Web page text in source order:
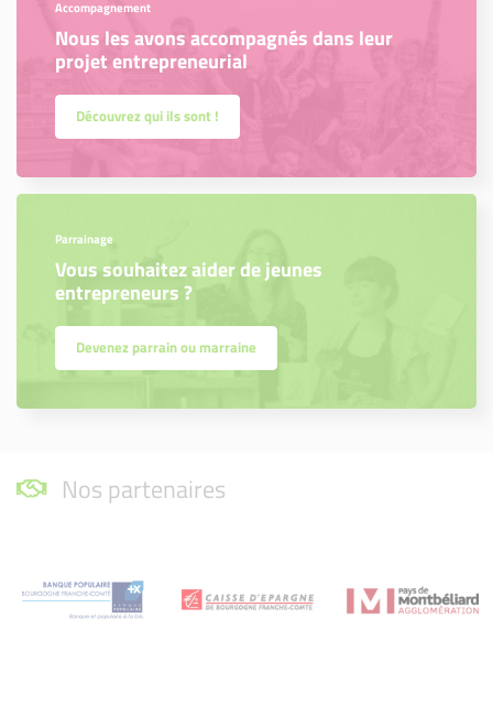
Accompagnement
Nous les avons accompagnés dans leur
projet entrepreneurial
Découvrez qui ils sont !
Parrainage
Vous souhaitez aider de jeunes
entrepreneurs ?
Devenez parrain ou marraine
Nos partenaires